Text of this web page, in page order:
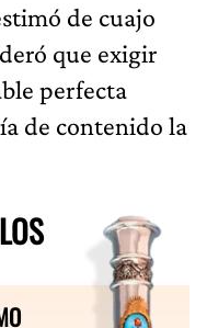
de cuajo
que exigir
perfecta
de contenido la